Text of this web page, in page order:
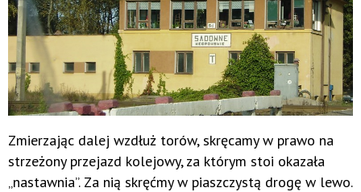
Zmierzając dalej wzdłuż torów, skręcamy w prawo na
strzeżony przejazd kolejowy, za którym stoi okazała
„nastawnia”. Za nią skręćmy w piaszczystą drogę w lewo.